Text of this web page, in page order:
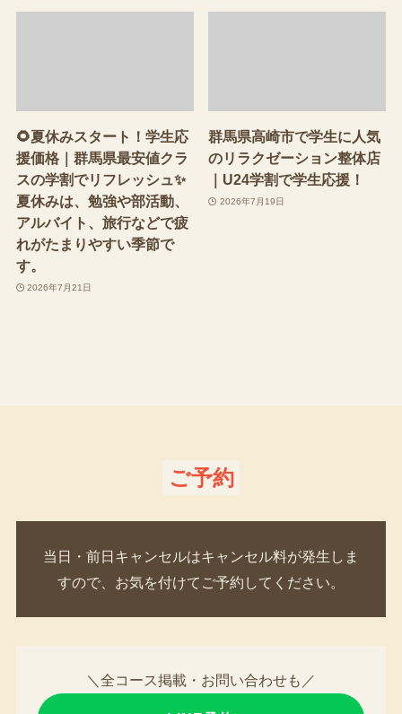
🌻夏休みスタート！学生応
援価格｜群馬県最安値クラ
スの学割でリフレッシュ✨
夏休みは、勉強や部活動、
アルバイト、旅行などで疲
れがたまりやすい季節で
す。
2026年7月21日
群馬県高崎市で学生に人気
のリラクゼーション整体店
｜U24学割で学生応援！
2026年7月19日
ご予約
当日・前日キャンセルはキャンセル料が発生しま
すので、お気を付けてご予約してください。
＼全コース掲載・お問い合わせも／